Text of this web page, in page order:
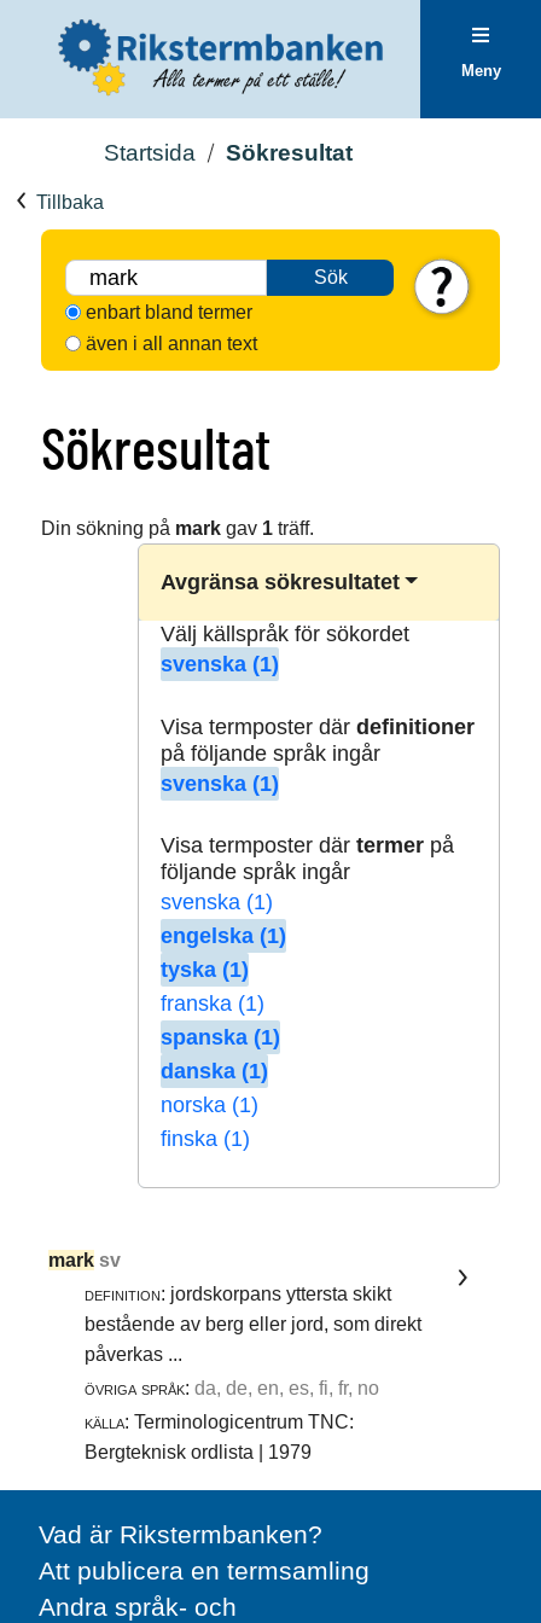
Meny
Startsida Sökresultat
Tillbaka
Sök
enbart bland termer
även i all annan text
Sökresultat
Din sökning på markgav 1träff.
Avgränsa sökresultatet
Välj källspråk för sökordet
svenska (1)
Visa termposter där definitioner
på följande språk ingår
svenska (1)
Visa termposter där termerpå
följande språk ingår
svenska (1)
engelska (1)
tyska (1)
franska (1)
spanska (1)
danska (1)
norska (1)
finska (1)
mark sv
definition: jordskorpans yttersta skikt
bestående av berg eller jord, som direkt
påverkas ...
övriga språk: da, de, en, es, fi, fr, no
källa: Terminologicentrum TNC:
Bergteknisk ordlista | 1979
Vad är Rikstermbanken?
Att publicera en termsamling
Andra språk- och